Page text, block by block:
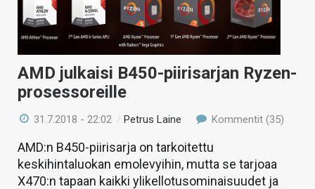
AMD julkaisi B450-piirisarjan Ryzen-
prosessoreille
31.7.2018 - 22:02 /Petrus Laine Kommentit (35)
AMD:n B450-piirisarja on tarkoitettu
keskihintaluokan emolevyihin, mutta se tarjoaa
X470:n tapaan kaikki ylikellotusominaisuudet ja